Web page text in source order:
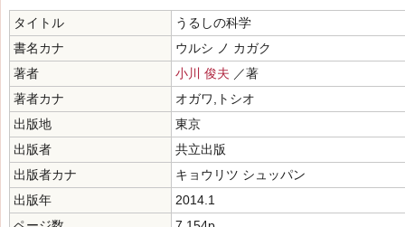
タイトル
うるしの科学
書名カナ
ウルシ ノ カガク
著者
小川 俊夫 ／著
著者カナ
オガワ,トシオ
出版地
東京
出版者
共立出版
出版者カナ
キョウリツ シュッパン
出版年
2014.1